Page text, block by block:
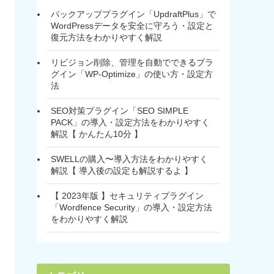
バックアッププラグイン「UpdraftPlus」で
WordPressデータを安全に守ろう・設定と
復元方法をわかりやすく解説
リビジョン削除、管理を自動でできるプラ
グイン「WP-Optimize」の使い方・設定方
法
SEO対策プラグイン「SEO SIMPLE
PACK」の導入・設定方法をわかりやすく
解説【 かんたん10分 】
SWELLの購入〜導入方法をわかりやすく
解説【 導入後の設定も解説するよ 】
【 2023年版 】セキュリティプラグイン
「Wordfence Security」の導入・設定方法
をわかりやすく解説